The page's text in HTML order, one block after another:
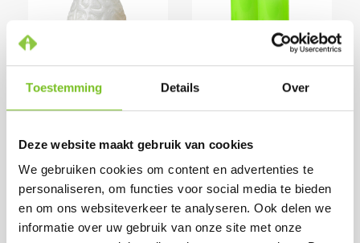
Toestemming Details Over
Deze website maakt gebruik van cookies
We gebruiken cookies om content en advertenties te
personaliseren, om functies voor social media te bieden
en om ons websiteverkeer te analyseren. Ook delen we
informatie over uw gebruik van onze site met onze
€ 23,06 incl. BTW
(bij afname van 1
Op voorraad
REFILLS ( 60
STUKS ) (LIME
Prijs per doos:
€ 33,81excl. BTW
€ 40,91incl. BTW
(bij afname van 1
doos)